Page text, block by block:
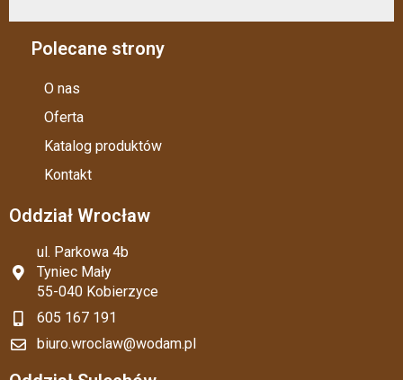
Polecane strony
O nas
Oferta
Katalog produktów
Kontakt
Oddział Wrocław
ul. Parkowa 4b
Tyniec Mały
55-040 Kobierzyce
605 167 191
biuro.wroclaw@wodam.pl